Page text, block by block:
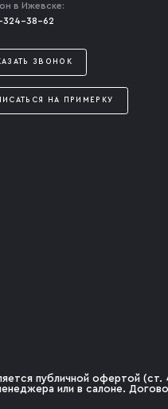
в Ижевске:
324-38-62
ЗВОНОК
НА ПРИМЕРКУ
публичной офертой
или в салоне.